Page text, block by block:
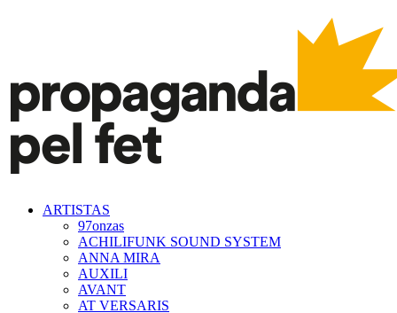
ARTISTAS
97onzas
ACHILIFUNK SOUND SYSTEM
ANNA MIRA
AUXILI
AVANT
AT VERSARIS